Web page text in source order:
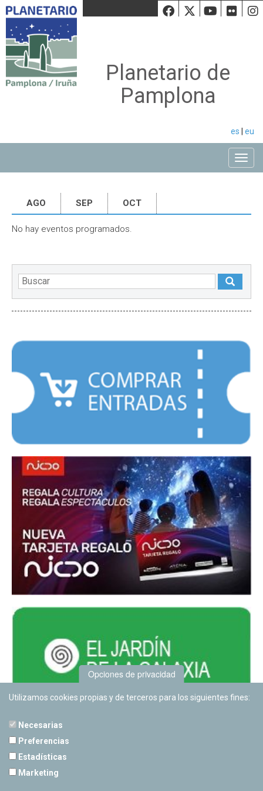
Facebook
Twiiter
Planetario de
Pamplona
es eu
AGO SEP OCT
No hay eventos programados.
Opciones de privacidad
Utilizamos cookies propias y de terceros para los siguientes fines:
Necesarias
Preferencias
Estadísticas
Marketing